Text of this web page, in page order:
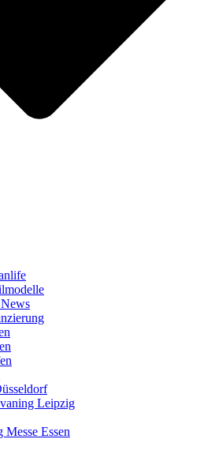
Leipzig
Messe Essen